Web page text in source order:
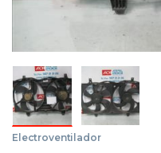
Electroventilador